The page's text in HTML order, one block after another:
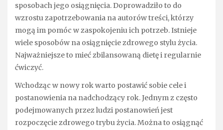
sposobach jego osiągnięcia. Doprowadziło to do
wzrostu zapotrzebowania na autorów treści, którzy
mogą im pomóc w zaspokojeniu ich potrzeb. Istnieje
wiele sposobów na osiągnięcie zdrowego stylu życia.
Najważniejsze to mieć zbilansowaną dietę i regularnie
ćwiczyć.
Wchodząc w nowy rok warto postawić sobie cele i
postanowienia na nadchodzący rok. Jednym z często
podejmowanych przez ludzi postanowień jest
rozpoczęcie zdrowego trybu życia. Można to osiągnąć